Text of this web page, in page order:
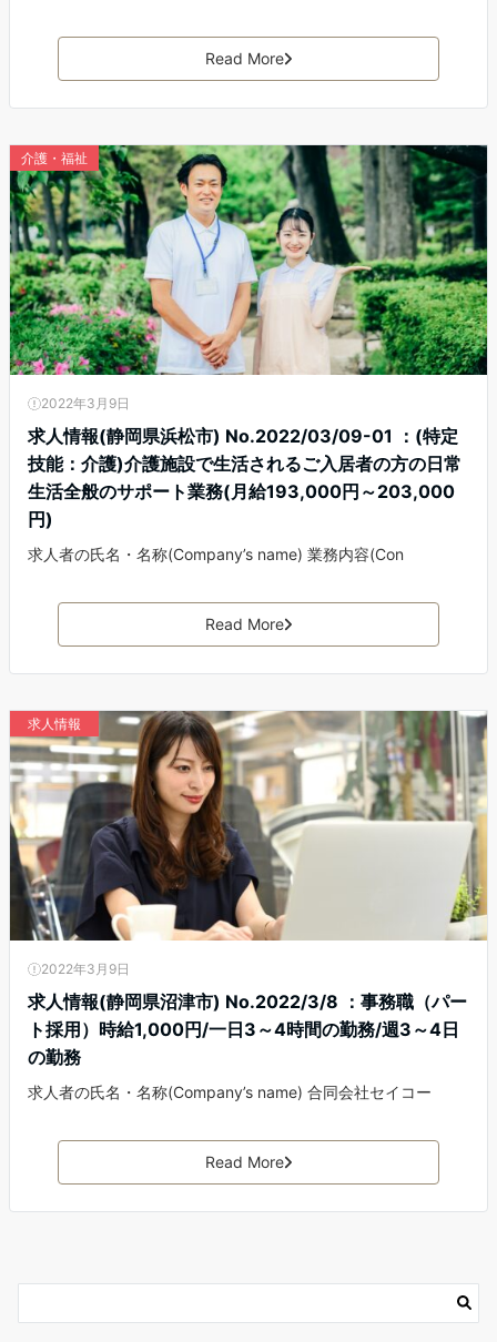
Read More
介護・福祉
2022年3月9日
求人情報(静岡県浜松市) No.2022/03/09-01 ：(特定
技能：介護)介護施設で生活されるご入居者の方の日常
生活全般のサポート業務(月給193,000円～203,000
円)
求人者の氏名・名称(Company’s name) 業務内容(Con
Read More
求人情報
2022年3月9日
求人情報(静岡県沼津市) No.2022/3/8 ：事務職（パー
ト採用）時給1,000円/一日3～4時間の勤務/週3～4日
の勤務
求人者の氏名・名称(Company’s name) 合同会社セイコー
Read More